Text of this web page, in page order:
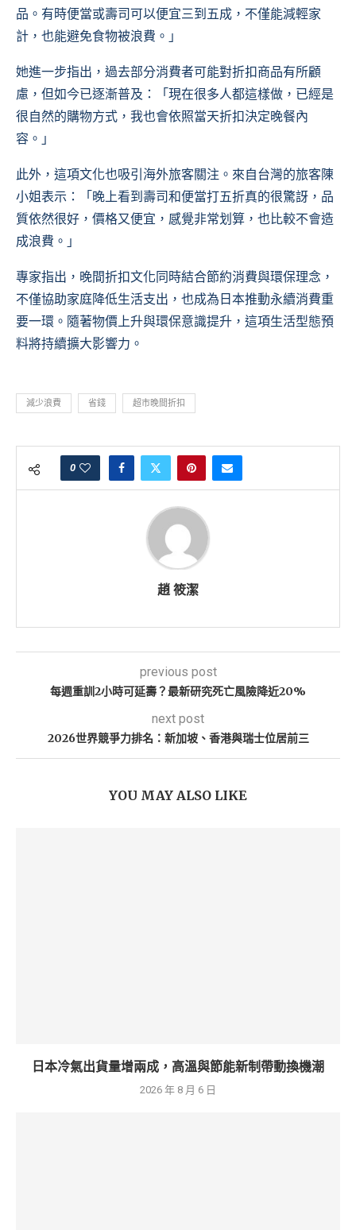
品。有時便當或壽司可以便宜三到五成，不僅能減輕家
計，也能避免食物被浪費。」
她進一步指出，過去部分消費者可能對折扣商品有所顧
慮，但如今已逐漸普及：「現在很多人都這樣做，已經是
很自然的購物方式，我也會依照當天折扣決定晚餐內
容。」
此外，這項文化也吸引海外旅客關注。來自台灣的旅客陳
小姐表示：「晚上看到壽司和便當打五折真的很驚訝，品
質依然很好，價格又便宜，感覺非常划算，也比較不會造
成浪費。」
專家指出，晚間折扣文化同時結合節約消費與環保理念，
不僅協助家庭降低生活支出，也成為日本推動永續消費重
要一環。隨著物價上升與環保意識提升，這項生活型態預
料將持續擴大影響力。
減少浪費 省錢 超市晚間折扣
0
趙 筱潔
previous post
每週重訓2小時可延壽？最新研究死亡風險降近20%
next post
2026世界競爭力排名：新加坡、香港與瑞士位居前三
YOU MAY ALSO LIKE
日本冷氣出貨量增兩成，高溫與節能新制帶動換機潮
2026 年 8 月 6 日